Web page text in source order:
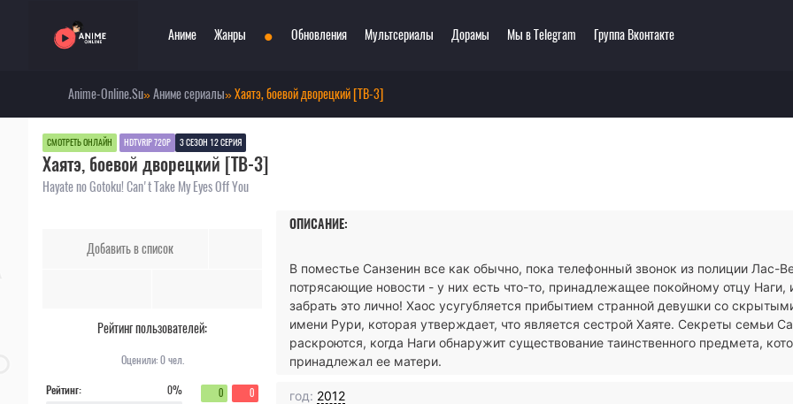
Аниме
Сериалы
Фильмы
Аниме 2022
Аниме 2021
Жанры
Боевые искусства
Война
Драма
Детектив
Приключения
Школа
Игры
Этти
Экшен
Сверхъестественное
• Обновления Мультсериалы
Смотреть онлайн
Дорамы Мы в Telegram Группа Вконтакте
Anime-Online.Su»Аниме сериалы» Хаятэ, боевой дворецкий [ТВ-3]
СМОТРЕТЬ ОНЛАЙН HDTVRIP 720P 3 СЕЗОН 12 СЕРИЯ
Хаятэ, боевой дворецкий [ТВ-3]
Hayate no Gotoku! Can't Take My Eyes Off You
Добавить в список
Рейтинг пользователей:
Оценили:0чел.
Рейтинг: 0% 0 0
ОПИСАНИЕ:
В поместье Санзенин все как обычно, пока телефонный звонок из полиции Лас-
потрясающие новости - у них есть что-то, принадлежащее покойному отцу Наги,
забрать это лично! Хаос усугубляется прибытием странной девушки со
имени Рури, которая утверждает, что является сестрой Хаяте. Секреты семьи
раскроются, когда Наги обнаружит существование таинственного предмета,
принадлежал ее матери.
год: 2012